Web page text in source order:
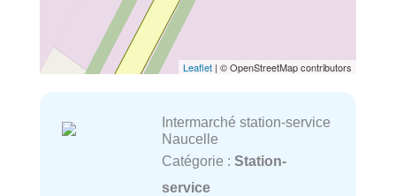
Leaflet | © OpenStreetMap contributors
Intermarché station-service
Naucelle
Catégorie : Station-
service